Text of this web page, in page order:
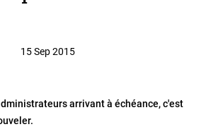
15 Sep 2015
arrivant à échéance, c'est